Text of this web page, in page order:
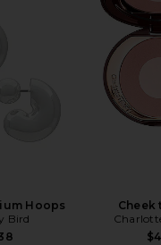
Hoops
Bird
Cheek